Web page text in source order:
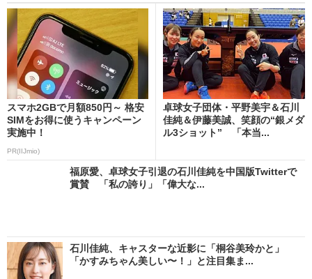
スマホ2GBで月額850円～ 格安
SIMをお得に使うキャンペーン
実施中！
PR(IIJmio)
卓球女子団体・平野美宇＆石川
佳純＆伊藤美誠、笑顔の“銀メダ
ル3ショット” 「本当...
福原愛、卓球女子引退の石川佳純を中国版Twitterで
賞賛 「私の誇り」「偉大な...
石川佳純、キャスターな近影に「桐谷美玲かと」
「かすみちゃん美しい〜！」と注目集ま...